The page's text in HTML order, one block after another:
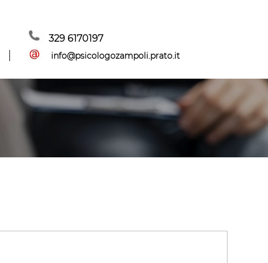
329 6170197
info@psicologozampoli.prato.it